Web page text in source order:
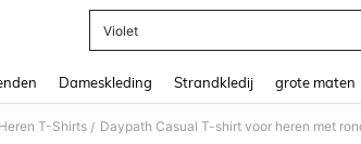
Violet
Dameskleding Strandkledij grote maten
Heren T-Shirts / Daypath Casual T-shirt voor heren met